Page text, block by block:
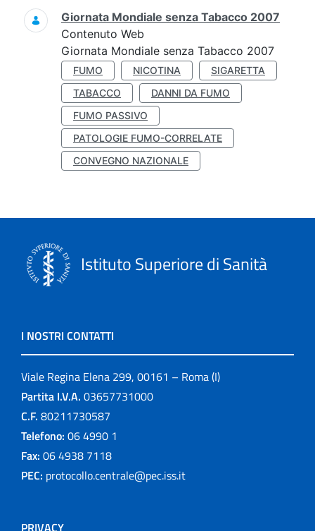
Ricerca
Giornata Mondiale senza Tabacco 2007
Contenuto Web
Giornata Mondiale senza Tabacco 2007
FUMO NICOTINA
SIGARETTA
TABACCO
DANNI DA FUMO
FUMO PASSIVO
PATOLOGIE FUMO-CORRELATE
CONVEGNO NAZIONALE
Istituto Superiore di Sanità
I NOSTRI CONTATTI
Viale Regina Elena 299, 00161 – Roma (I)
Partita I.V.A. 03657731000
C.F. 80211730587
Telefono: 06 4990 1
Fax: 06 4938 7118
PEC: protocollo.centrale@pec.iss.it
PRIVACY